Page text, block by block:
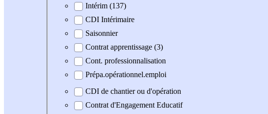
Intérim (137)
CDI Intérimaire
Saisonnier
Contrat apprentissage (3)
Cont. professionnalisation
Prépa.opérationnel.emploi
CDI de chantier ou d'opération
Contrat d'Engagement Educatif